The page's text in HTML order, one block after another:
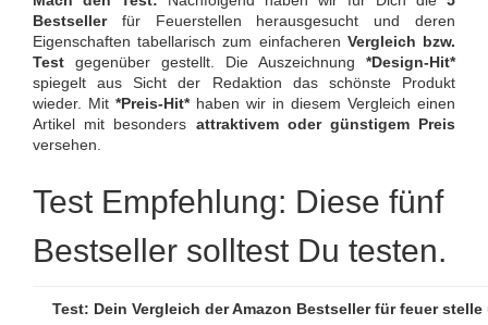
Bestsellerfür Feuerstellen herausgesucht und deren
Eigenschaften tabellarisch zum einfacheren Vergleich bzw.
Test gegenüber gestellt. Die Auszeichnung *Design-Hit*
spiegelt aus Sicht der Redaktion das schönste Produkt
wieder. Mit *Preis-Hit*haben wir in diesem Vergleich einen
Artikel mit besonders attraktivem oder günstigem Preis
versehen.
Test Empfehlung: Diese fünf
Bestseller solltest Du testen.
Test: Dein Vergleich der Amazon Bestseller für feuer